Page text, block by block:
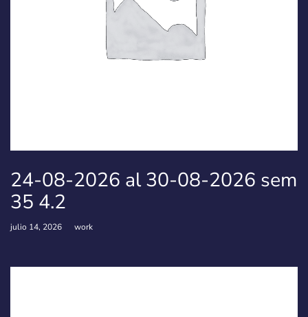
24-08-2026 al 30-08-2026 sem
35 4.2
julio 14, 2026 work